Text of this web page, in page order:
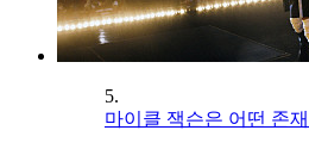
5.
마이클 잭슨은 어떤 존